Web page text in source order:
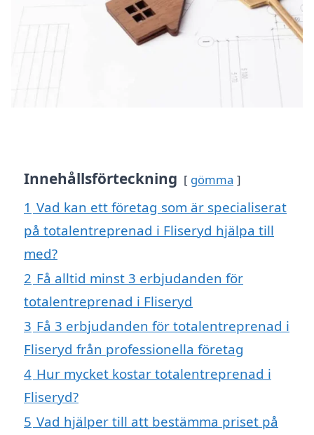
Innehållsförteckning gömma
1 Vad kan ett företag som är specialiserat
på totalentreprenad i Fliseryd hjälpa till
med?
2 Få alltid minst 3 erbjudanden för
totalentreprenad i Fliseryd
3 Få 3 erbjudanden för totalentreprenad i
Fliseryd från professionella företag
4 Hur mycket kostar totalentreprenad i
Fliseryd?
5 Vad hjälper till att bestämma priset på